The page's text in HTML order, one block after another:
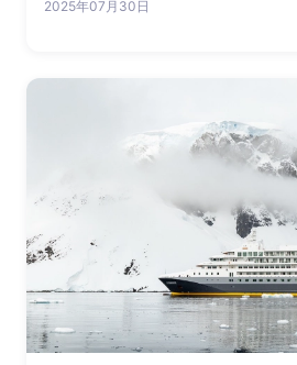
2025年07月30日